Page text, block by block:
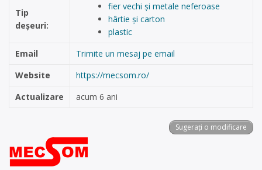
Tip
deșeuri:
fier vechi și metale neferoase
hârtie și carton
plastic
Email
Trimite un mesaj pe email
Website
https://mecsom.ro/
Actualizare
acum 6 ani
Sugerați o modificare